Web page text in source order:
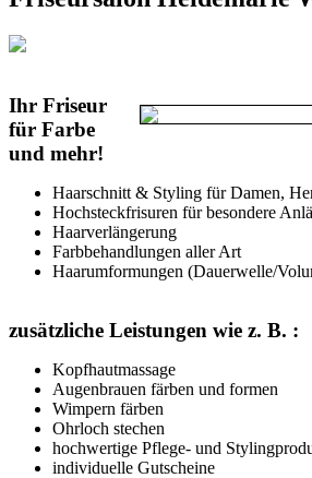
Ihr Friseur
für Farbe
und mehr!
Haarschnitt & Styling für Damen,
Hochsteckfrisuren für besondere
Haarverlängerung
Farbbehandlungen aller Art
Haarumformungen (Dauerwelle/
zusätzliche Leistungen wie z. B. :
Kopfhautmassage
Augenbrauen färben und formen
Wimpern färben
Ohrloch stechen
hochwertige Pflege- und
individuelle Gutscheine